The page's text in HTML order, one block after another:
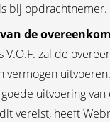
bij opdrachtnemer.
de
V.O.F. zal de
vermogen
uitvoering van
vereist, heeft